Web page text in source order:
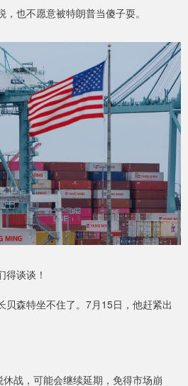
也不愿意被特朗普当傻子耍。
得谈谈！
贝森特坐不住了。7月15日，他赶紧出
战，可能会继续延期，免得市场崩